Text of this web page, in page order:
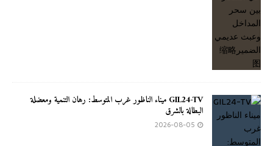
GIL24-TV ميناء الناظور غرب المتوسط: رهان التنمية ومعضلة
البطالة بالشرق
2026-08-05